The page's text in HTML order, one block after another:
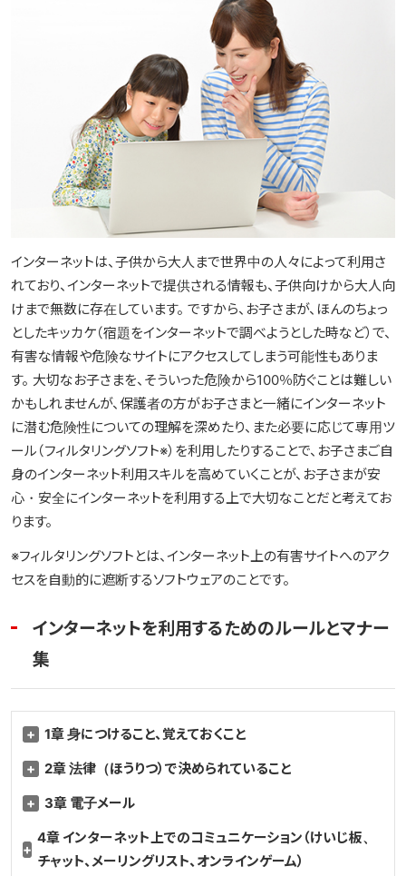
インターネットは、子供から大人まで世界中の人々によって利用さ
れており、インターネットで提供される情報も、子供向けから大人向
けまで無数に存在しています。 ですから、お子さまが、ほんのちょっ
としたキッカケ（宿題をインターネットで調べようとした時など）で、
有害な情報や危険なサイトにアクセスしてしまう可能性もありま
す。 大切なお子さまを、そういった危険から100％防ぐことは難しい
かもしれませんが、保護者の方がお子さまと一緒にインターネット
に潜む危険性についての理解を深めたり、また必要に応じて専用ツ
ール（フィルタリングソフト※）を利用したりすることで、お子さまご自
身のインターネット利用スキルを高めていくことが、お子さまが安
心・安全にインターネットを利用する上で大切なことだと考えてお
ります。
※フィルタリングソフトとは、インターネット上の有害サイトへのアク
セスを自動的に遮断するソフトウェアのことです。
インターネットを利用するためのルールとマナー
集
1章 身につけること、覚えておくこと
2章 法律（ほうりつ）で決められていること
3章 電子メール
4章 インターネット上でのコミュニケーション（けいじ板、
チャット、メーリングリスト、オンラインゲーム）